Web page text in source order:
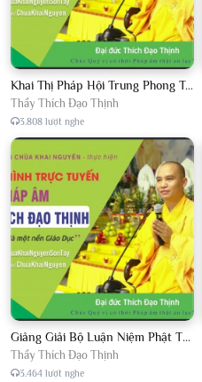
Khai Thị Pháp Hội Trung Phong Tam Thời Hệ Niệm
Thầy Thích Đạo Thịnh
3.808 lượt nghe
Giảng Giải Bộ Luận Niệm Phật Thập Yếu Năm 2018
Thầy Thích Đạo Thịnh
3.464 lượt nghe